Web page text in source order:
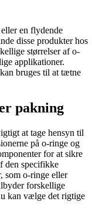
en flydende
disse produkter hos
størrelser af o-
applikationer.
bruges til at tætne
pakning
at tage hensyn til
på o-ringe og
for at sikre
den specifikke
som o-ringe eller
forskellige
kan vælge det rigtige